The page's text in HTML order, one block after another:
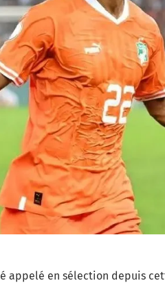
appelé en sélection depuis